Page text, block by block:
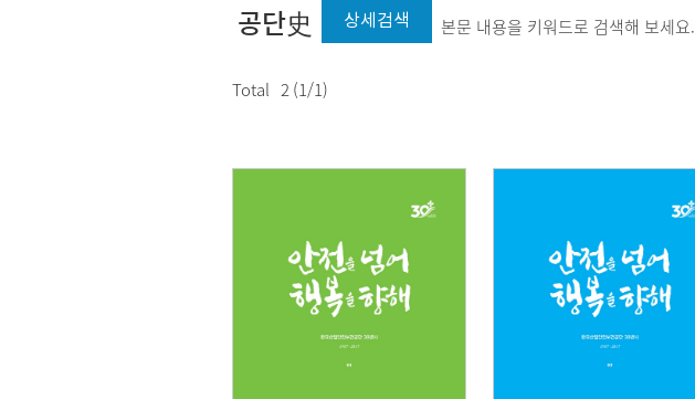
공단史 상세검색 본문 내용을 키워드로 검색해 보세요.
Total 2 (1/1)